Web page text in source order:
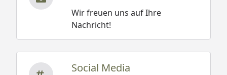
Wir freuen uns auf Ihre
Nachricht!
Social Media